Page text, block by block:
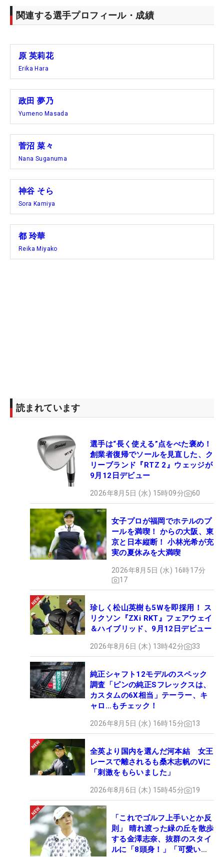
関連する選手プロフィール・成績
原 英莉花
Erika Hara
政田 夢乃
Yumeno Masada
菅沼 菜々
Nana Suganuma
神谷 そら
Sora Kamiya
都 玲華
Reika Miyako
読まれています
選手は“長く使える”点をべた褒め！
創業者復帰でソールを見直した、ク
リーブランド『RTZ 2』ウェッジが
9月12日デビュー
2026年8月5日 (水) 15時09分 60
女子プロが福岡でホテルのプ
ールを満喫！ からの大阪、東
京と日本縦断！ 小林光希が充
実の夏休みを大満喫
2026年8月5日 (水) 16時17分
17
珍しく松山英樹も5Wを即採用！ ス
リクソン『ZXi RKT』フェアウェイ
＆ハイブリッド、9月12日デビュー
2026年8月6日 (木) 13時42分 33
純正シャフト12モデルのスペック
調査「ピンの純正Sフレックスは、
カスタムの6X相当」テーラー、キ
ャロ…もチェック！
2026年8月5日 (水) 16時15分 13
全英より国内を選んだ河本結 女王
レースで離されるも桑木志帆のVに
「刺激をもらいました」
2026年8月6日 (木) 15時45分 19
「これでゴルフ上手いとか反
則」 晴れ渡った緑の丘を散歩
する金澤志奈、抜群のスタイ
ルに「8頭身！」「可愛いに